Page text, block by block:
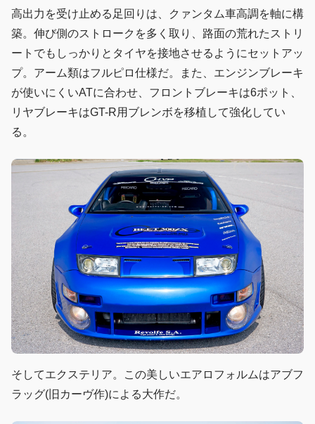
高出力を受け止める足回りは、クァンタム車高調を軸に構
築。伸び側のストロークを多く取り、路面の荒れたストリ
ートでもしっかりとタイヤを接地させるようにセットアッ
プ。アーム類はフルピロ仕様だ。また、エンジンブレーキ
が使いにくいATに合わせ、フロントブレーキは6ポット、
リヤブレーキはGT-R用ブレンボを移植して強化してい
る。
そしてエクステリア。この美しいエアロフォルムはアブフ
ラッグ(旧カーヴ作)による大作だ。